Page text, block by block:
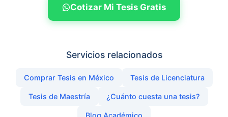
Cotizar Mi Tesis Gratis
Servicios relacionados
Comprar Tesis en México Tesis de Licenciatura
Tesis de Maestría ¿Cuánto cuesta una tesis?
Blog Académico